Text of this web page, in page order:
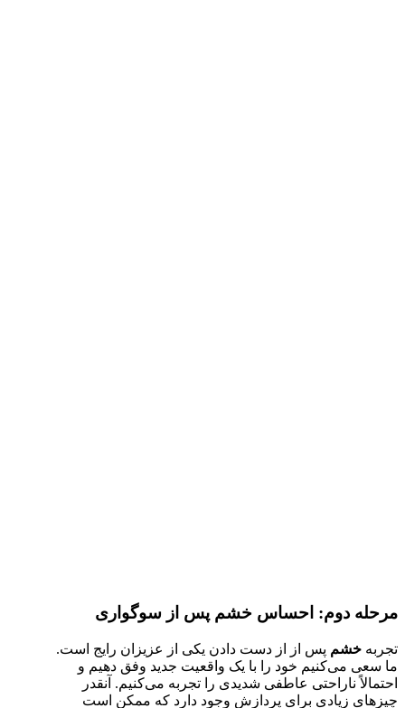
مرحله دوم: احساس خشم پس از سوگواری
تجربه خشم پس از از دست دادن یکی از عزیزان رایج است.
ما سعی می‌کنیم خود را با یک واقعیت جدید وفق دهیم و
احتمالاً ناراحتی عاطفی شدیدی را تجربه می‌کنیم. آنقدر
چیزهای زیادی برای پردازش وجود دارد که ممکن است